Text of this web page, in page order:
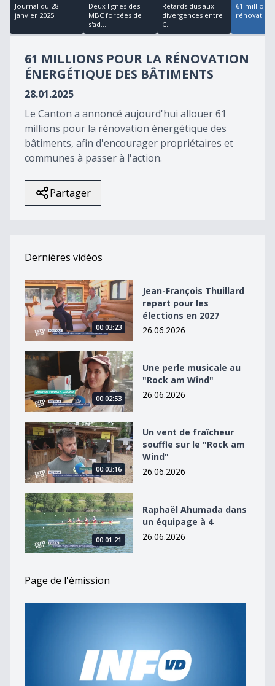
18
minutes,
seconds
Journal du 28
janvier 2025
Deux lignes des
MBC forcées de
s'ad...
Retards dus aux
divergences entre
C...
61 millions
rénovation
61 MILLIONS POUR LA RÉNOVATION
ÉNERGÉTIQUE DES BÂTIMENTS
28.01.2025
Le Canton a annoncé aujourd'hui allouer 61
millions pour la rénovation énergétique des
bâtiments, afin d'encourager propriétaires et
communes à passer à l'action.
Partager
Dernières vidéos
Jean-François Thuillard repart pour les élections en
00:03:23
Jean-François Thuillard
repart pour les
élections en 2027
26.06.2026
Une perle musicale au &quot;Rock am Wind&quot;
00:02:53
Une perle musicale au
"Rock am Wind"
26.06.2026
Un vent de fraîcheur souffle sur le &quot;Rock am
00:03:16
Un vent de fraîcheur
souffle sur le "Rock am
Wind"
26.06.2026
Raphaël Ahumada dans un équipage à 4
00:01:21
Raphaël Ahumada dans
un équipage à 4
26.06.2026
Page de l'émission